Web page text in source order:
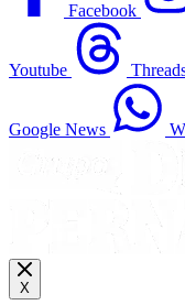
Facebook
Youtube
Google News
X